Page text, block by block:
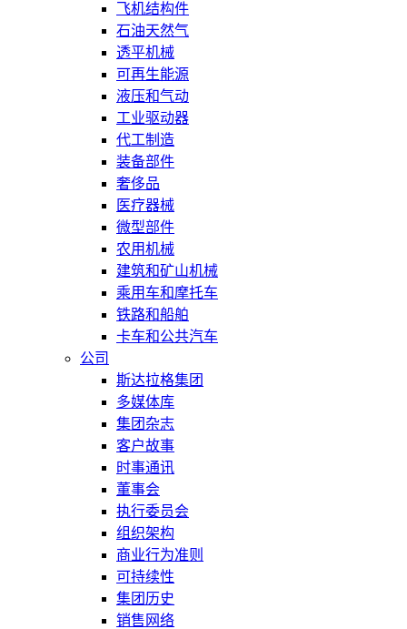
飞机结构件
石油天然气
透平机械
可再生能源
液压和气动
工业驱动器
代工制造
装备部件
奢侈品
医疗器械
微型部件
农用机械
建筑和矿山机械
乘用车和摩托车
铁路和船舶
卡车和公共汽车
公司
斯达拉格集团
多媒体库
集团杂志
客户故事
时事通讯
董事会
执行委员会
组织架构
商业行为准则
可持续性
集团历史
销售网络